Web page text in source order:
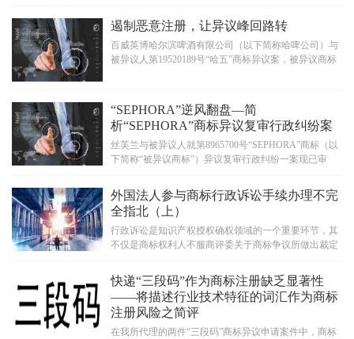
遏制恶意注册，让异议峰回路转
百威英博哈尔滨啤酒有限公司（以下简称哈啤公司）与
被异议人第19520189号“哈五”商标异议案，被异议商标
“SEPHORA”逆风翻盘—简
析“SEPHORA”商标异议复审行政纠纷案
丝芙兰与被异议人就第8965700号“SEPHORA”商标（以
下简称“被异议商标”）异议复审行政纠纷一案现已审
外国法人参与商标行政诉讼手续办理不完
全指北（上）
行政诉讼是知识产权授权确权领域的一个重要环节，其
不仅是商标权利人不服商评委关于商标争议所做出裁定
快递“三段码”作为商标注册缺乏显著性
——将描述行业技术特征的词汇作为商标
注册风险之简评
在我所代理的两件“三段码”商标异议申请案件中，商标